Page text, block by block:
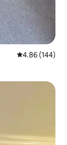
औसत रेटिंग 5 में से
4.86 (144)